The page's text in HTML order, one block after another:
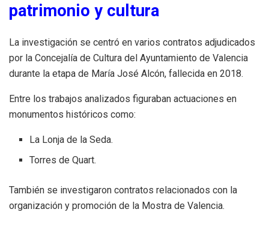
patrimonio y cultura
La investigación se centró en varios contratos adjudicados
por la Concejalía de Cultura del Ayuntamiento de Valencia
durante la etapa de María José Alcón, fallecida en 2018.
Entre los trabajos analizados figuraban actuaciones en
monumentos históricos como:
La Lonja de la Seda.
Torres de Quart.
También se investigaron contratos relacionados con la
organización y promoción de la Mostra de Valencia.